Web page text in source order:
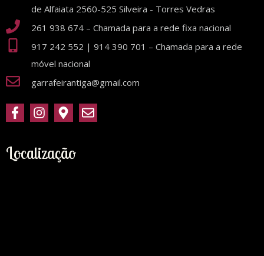
de Alfaiata 2560-525 Silveira - Torres Vedras
261 938 674 – Chamada para a rede fixa nacional
917 242 552 | 914 390 701 – Chamada para a rede
móvel nacional
garrafeirantiga@gmail.com
Localização